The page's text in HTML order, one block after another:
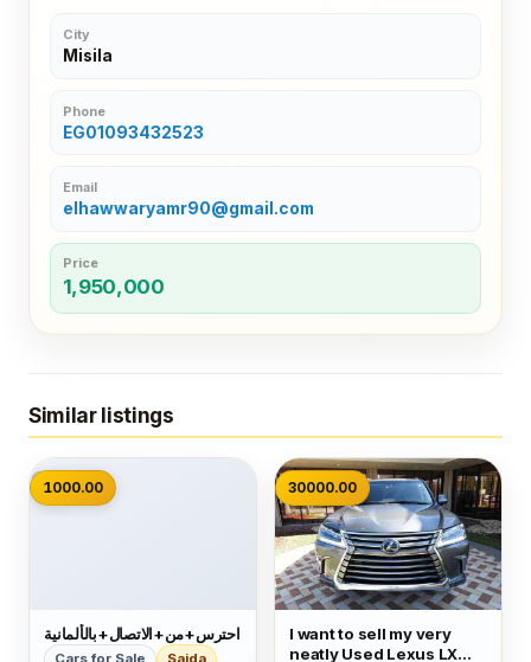
City
Misila
Phone
EG01093432523
Email
elhawwaryamr90@gmail.com
Price
1,950,000
Similar listings
📷
1000.00
احترس+من+الاتصال+بالألمانية
Cars for Sale Saida
30000.00
I want to sell my very
neatly Used Lexus LX